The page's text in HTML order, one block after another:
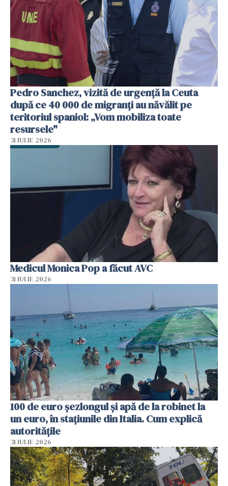
Pedro Sanchez, vizită de urgență la Ceuta
după ce 40 000 de migranți au năvălit pe
teritoriul spaniol: „Vom mobiliza toate
resursele"
31 IULIE 2026
Medicul Monica Pop a făcut AVC
31 IULIE 2026
100 de euro șezlongul și apă de la robinet la
un euro, în stațiunile din Italia. Cum explică
autoritățile
31 IULIE 2026